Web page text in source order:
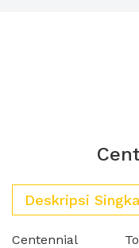
Deskripsi
Centennial